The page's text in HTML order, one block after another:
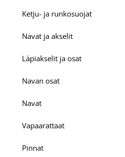
Ketju- ja runkosuojat
Navat ja akselit
Läpiakselit ja osat
Navan osat
Navat
Vapaarattaat
Pinnat